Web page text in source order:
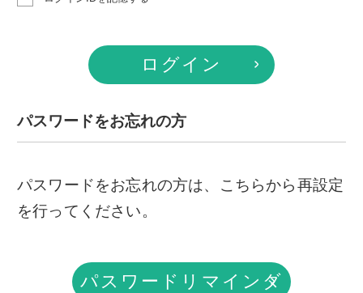
ログイン
パスワードをお忘れの方
パスワードをお忘れの方は、こちらから再設定
を行ってください。
パスワードリマインダ